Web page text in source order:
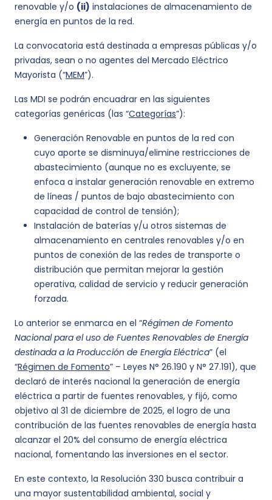
renovable y/o (ii) instalaciones de almacenamiento de
energía en puntos de la red.
La convocatoria está destinada a empresas públicas y/o
privadas, sean o no agentes del Mercado Eléctrico
Mayorista (“MEM”).
Las MDI se podrán encuadrar en las siguientes
categorías genéricas (las “Categorías”):
Generación Renovable en puntos de la red con
cuyo aporte se disminuya/elimine restricciones de
abastecimiento (aunque no es excluyente, se
enfoca a instalar generación renovable en extremo
de líneas / puntos de bajo abastecimiento con
capacidad de control de tensión);
Instalación de baterías y/u otros sistemas de
almacenamiento en centrales renovables y/o en
puntos de conexión de las redes de transporte o
distribución que permitan mejorar la gestión
operativa, calidad de servicio y reducir generación
forzada.
Lo anterior se enmarca en el “Régimen de Fomento
Nacional para el uso de Fuentes Renovables de Energía
destinada a la Producción de Energía Eléctrica” (el
“Régimen de Fomento” – Leyes N° 26.190 y N° 27.191), que
declaró de interés nacional la generación de energía
eléctrica a partir de fuentes renovables, y fijó, como
objetivo al 31 de diciembre de 2025, el logro de una
contribución de las fuentes renovables de energía hasta
alcanzar el 20% del consumo de energía eléctrica
nacional, fomentando las inversiones en el sector.
En este contexto, la Resolución 330 busca contribuir a
una mayor sustentabilidad ambiental, social y